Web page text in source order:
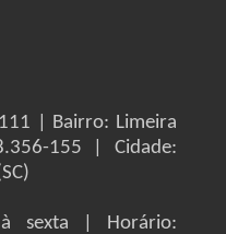
| Bairro: Limeira
155 | Cidade:
à sexta | Horário: